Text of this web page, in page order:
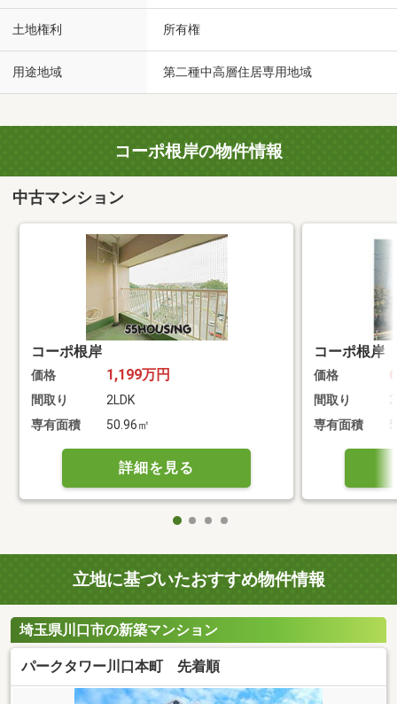
土地権利 所有権
用途地域 第二種中高層住居専用地域
コーポ根岸の物件情報
中古マンション
コーポ根岸
価格 1,199万円
間取り
2LDK
専有面積
50.96㎡
詳細を見る
コーポ根岸
価格
間取り
専有面積
立地に基づいたおすすめ物件情報
埼玉県川口市の新築マンション
パークタワー川口本町 先着順